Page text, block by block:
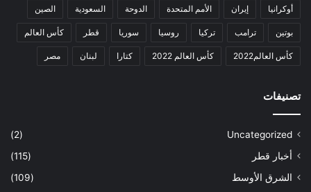
أوكرانيا إيران الأمم المتحدة الدوحة السعودية الصين
بوتين ترامب تركيا روسيا سوريا قطر كأس العالم
كأس العالم2022 كأس العالم 2022 كتارا لبنان مصر
تصنيفات
Uncategorized
(2)
أخبار قطر
(115)
الشرق الأوسط
(109)